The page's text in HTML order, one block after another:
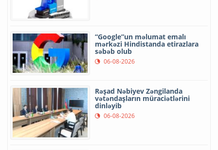
“Google”un məlumat emalı
mərkəzi Hindistanda etirazlara
səbəb olub
06-08-2026
Rəşad Nəbiyev Zəngilanda
vətəndaşların müraciətlərini
dinləyib
06-08-2026